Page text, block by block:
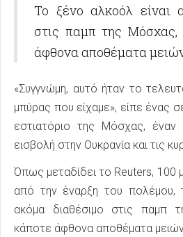
Το ξένο αλκοόλ είναι
στις παμπ της
άφθονα αποθέματα
«Συγγνώμη, αυτό ήταν το
μπύρας που είχαμε», είπε ένας
εστιατόριο της Μόσχας,
εισβολή στην Ουκρανία και τις
Όπως μεταδίδει το Reuters, 100
από την έναρξη του πολέμου,
ακόμα διαθέσιμο στις παμπ
κάποτε άφθονα αποθέματα